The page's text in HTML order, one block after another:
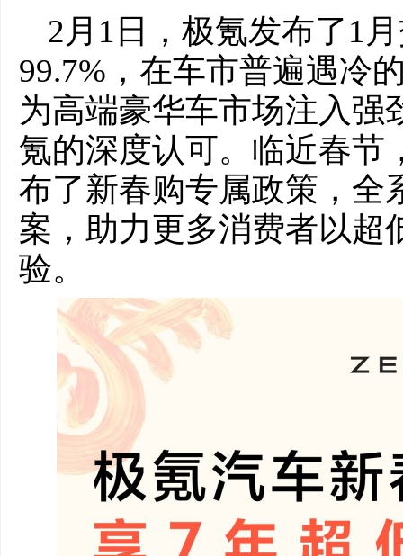
2月1日，极氪发布了1
99.7%，在车市普遍遇冷
为高端豪华车市场注入强
氪的深度认可。临近春节
布了新春购专属政策，全
案，助力更多消费者以超
验。